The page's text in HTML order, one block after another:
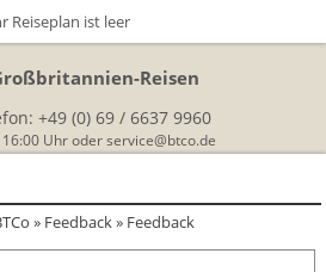
Reisen
+49 (0) 69 / 6637 9960
16:00 Uhr oderservice@btco.de
» Feedback» Feedback
Reiseplan ist leer